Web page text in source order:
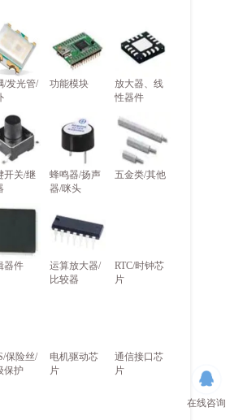
/发光管/
功能模块
放大器、线
性器件
开关/继
蜂鸣器/扬声
器/咪头
五金类/其他
器件
运算放大器/
比较器
RTC/时钟芯
片
保险丝/
保护
电机驱动芯
片
通信接口芯
片
在线咨询